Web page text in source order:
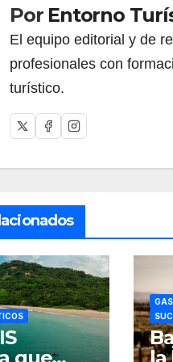
Por Entorno
El equipo editorial y de
profesionales con
turístico.
que
la